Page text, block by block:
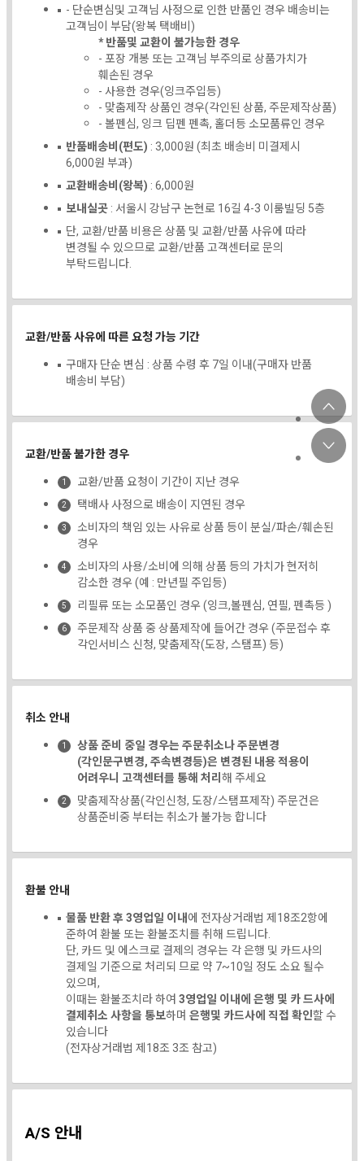
- 단순변심및 고객님 사정으로 인한 반품인 경우 배송비는
고객님이 부담(왕복 택배비)
* 반품및 교환이 불가능한 경우
- 포장 개봉 또는 고객님 부주의로 상품가치가
훼손된 경우
- 사용한 경우(잉크주입등)
- 맞춤제작 상품인 경우(각인된 상품, 주문제작상품)
- 볼펜심, 잉크 딥펜 펜촉, 홀더등 소모품류인 경우
반품배송비(편도) : 3,000원 (최초 배송비 미결제시
6,000원 부과)
교환배송비(왕복) : 6,000원
보내실곳: 서울시 강남구 논현로 16길 4-3 이룸빌딩 5층
단, 교환/반품 비용은 상품 및 교환/반품 사유에 따라
변경될 수 있으므로 교환/반품 고객센터로 문의
부탁드립니다.
교환/반품 사유에 따른 요청 가능 기간
구매자 단순 변심 : 상품 수령 후 7일 이내(구매자 반품
배송비 부담)
교환/반품 불가한 경우
교환/반품 요청이 기간이 지난 경우
택배사 사정으로 배송이 지연된 경우
소비자의 책임 있는 사유로 상품 등이 분실/파손/훼손된
경우
소비자의 사용/소비에 의해 상품 등의 가치가 현저히
감소한 경우 (예 : 만년필 주입등)
리필류 또는 소모품인 경우 (잉크,볼펜심, 연필, 펜촉등 )
주문제작 상품 중 상품제작에 들어간 경우 (주문접수 후
각인서비스 신청, 맞춤제작(도장, 스탬프) 등)
취소 안내
상품 준비 중일 경우는 주문취소나 주문변경
(각인문구변경, 주속변경등)은 변경된 내용 적용이
어려우니 고객센터를 통해 처리해 주세요
맞춤제작상품(각인신청, 도장/스탬프제작) 주문건은
상품준비중 부터는 취소가 불가능 합니다
환불 안내
물품 반환 후 3영업일 이내에 전자상거래법 제18조2항에
준하여 환불 또는 환불조치를 취해 드립니다.
단, 카드 및 에스크로 결제의 경우는 각 은행 및 카드사의
결제일 기준으로 처리되 므로 약 7~10일 정도 소요 될수
있으며,
이때는 환불조치라 하여3영업일 이내에 은행 및 카 드사에
결제취소 사항을 통보하며 은행및 카드사에 직접 확인할 수
있습니다
(전자상거래법 제18조 3조 참고)
A/S 안내